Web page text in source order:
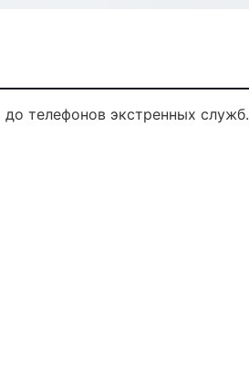
телефонов экстренных служб.